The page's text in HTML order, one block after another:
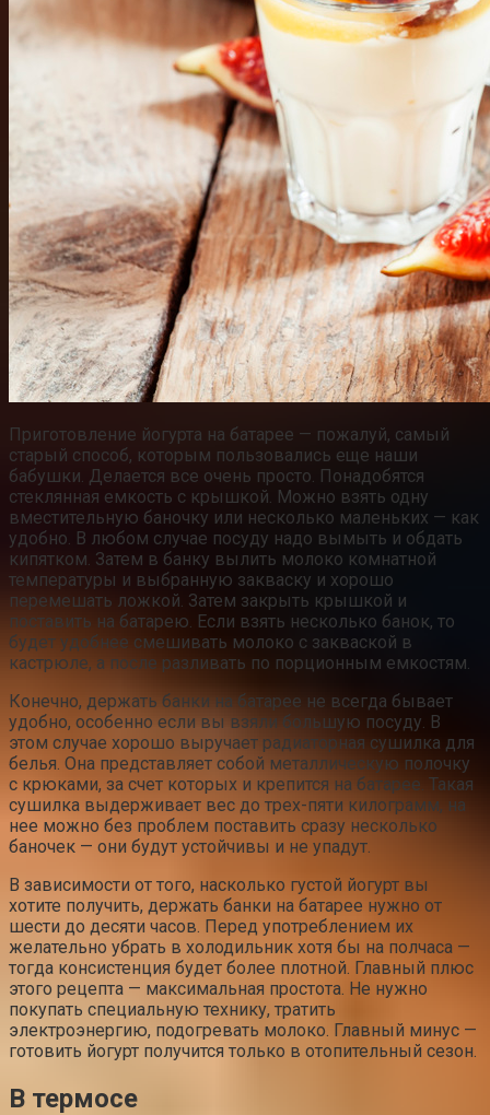
Приготовление йогурта на батарее — пожалуй, самый
старый способ, которым пользовались еще наши
бабушки. Делается все очень просто. Понадобятся
стеклянная емкость с крышкой. Можно взять одну
вместительную баночку или несколько маленьких — как
удобно. В любом случае посуду надо вымыть и обдать
кипятком. Затем в банку вылить молоко комнатной
температуры и выбранную закваску и хорошо
перемешать ложкой. Затем закрыть крышкой и
поставить на батарею. Если взять несколько банок, то
будет удобнее смешивать молоко с закваской в
кастрюле, а после разливать по порционным емкостям.
Конечно, держать банки на батарее не всегда бывает
удобно, особенно если вы взяли большую посуду. В
этом случае хорошо выручает радиаторная сушилка для
белья. Она представляет собой металлическую полочку
с крюками, за счет которых и крепится на батарее. Такая
сушилка выдерживает вес до трех-пяти килограмм, на
нее можно без проблем поставить сразу несколько
баночек — они будут устойчивы и не упадут.
В зависимости от того, насколько густой йогурт вы
хотите получить, держать банки на батарее нужно от
шести до десяти часов. Перед употреблением их
желательно убрать в холодильник хотя бы на полчаса —
тогда консистенция будет более плотной. Главный плюс
этого рецепта — максимальная простота. Не нужно
покупать специальную технику, тратить
электроэнергию, подогревать молоко. Главный минус —
готовить йогурт получится только в отопительный сезон.
В термосе